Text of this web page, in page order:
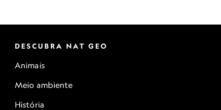
DESCUBRA NAT GEO
Animais
Meio ambiente
História